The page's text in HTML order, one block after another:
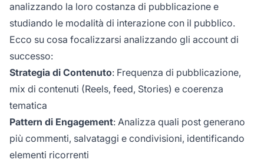
analizzando la loro costanza di pubblicazione e
studiando le modalità di interazione con il pubblico.
Ecco su cosa focalizzarsi analizzando gli account di
successo:
Strategia di Contenuto: Frequenza di pubblicazione,
mix di contenuti (Reels, feed, Stories) e coerenza
tematica
Pattern di Engagement: Analizza quali post generano
più commenti, salvataggi e condivisioni, identificando
elementi ricorrenti